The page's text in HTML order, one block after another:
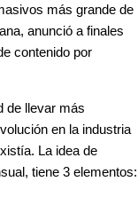
más grande de
anunció a finales
contenido por
de llevar más
en la industria
La idea de
tiene 3 elementos: